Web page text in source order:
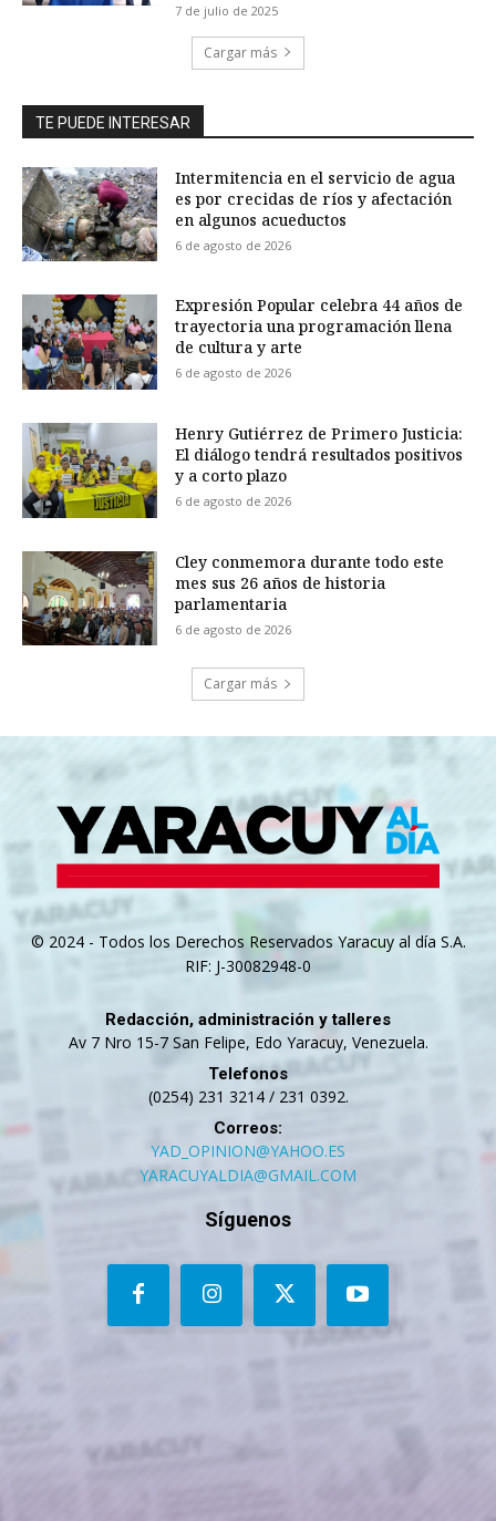
7 de julio de 2025
Cargar más
TE PUEDE INTERESAR
Intermitencia en el servicio de agua
es por crecidas de ríos y afectación
en algunos acueductos
6 de agosto de 2026
Expresión Popular celebra 44 años de
trayectoria una programación llena
de cultura y arte
6 de agosto de 2026
Henry Gutiérrez de Primero Justicia:
El diálogo tendrá resultados positivos
y a corto plazo
6 de agosto de 2026
Cley conmemora durante todo este
mes sus 26 años de historia
parlamentaria
6 de agosto de 2026
Cargar más
© 2024 - Todos los Derechos Reservados Yaracuy al día S.A.
RIF: J-30082948-0
Redacción, administración y talleres
Av 7 Nro 15-7 San Felipe, Edo Yaracuy, Venezuela.
Telefonos
(0254) 231 3214 / 231 0392.
Correos:
YAD_OPINION@YAHOO.ES
YARACUYALDIA@GMAIL.COM
Síguenos